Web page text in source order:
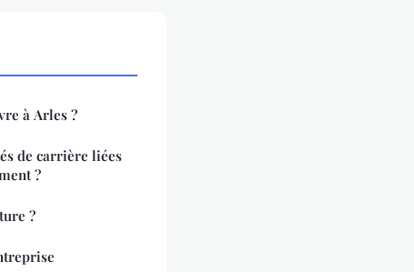
à Arles ?
de carrière liées
?
?